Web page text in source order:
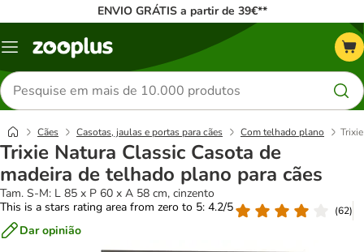
ENVIO GRÁTIS a partir de 39€**
Menu
Pesquisar
produtos
Cães Casotas, jaulas e portas para cães Com telhado plano
Trixie Natura Classic Casota de
madeira de telhado plano para cães
Tam. S-M: L 85 x P 60 x A 58 cm, cinzento
This is a stars rating area from zero to 5: 4.2/5
(62)
Dar opinião